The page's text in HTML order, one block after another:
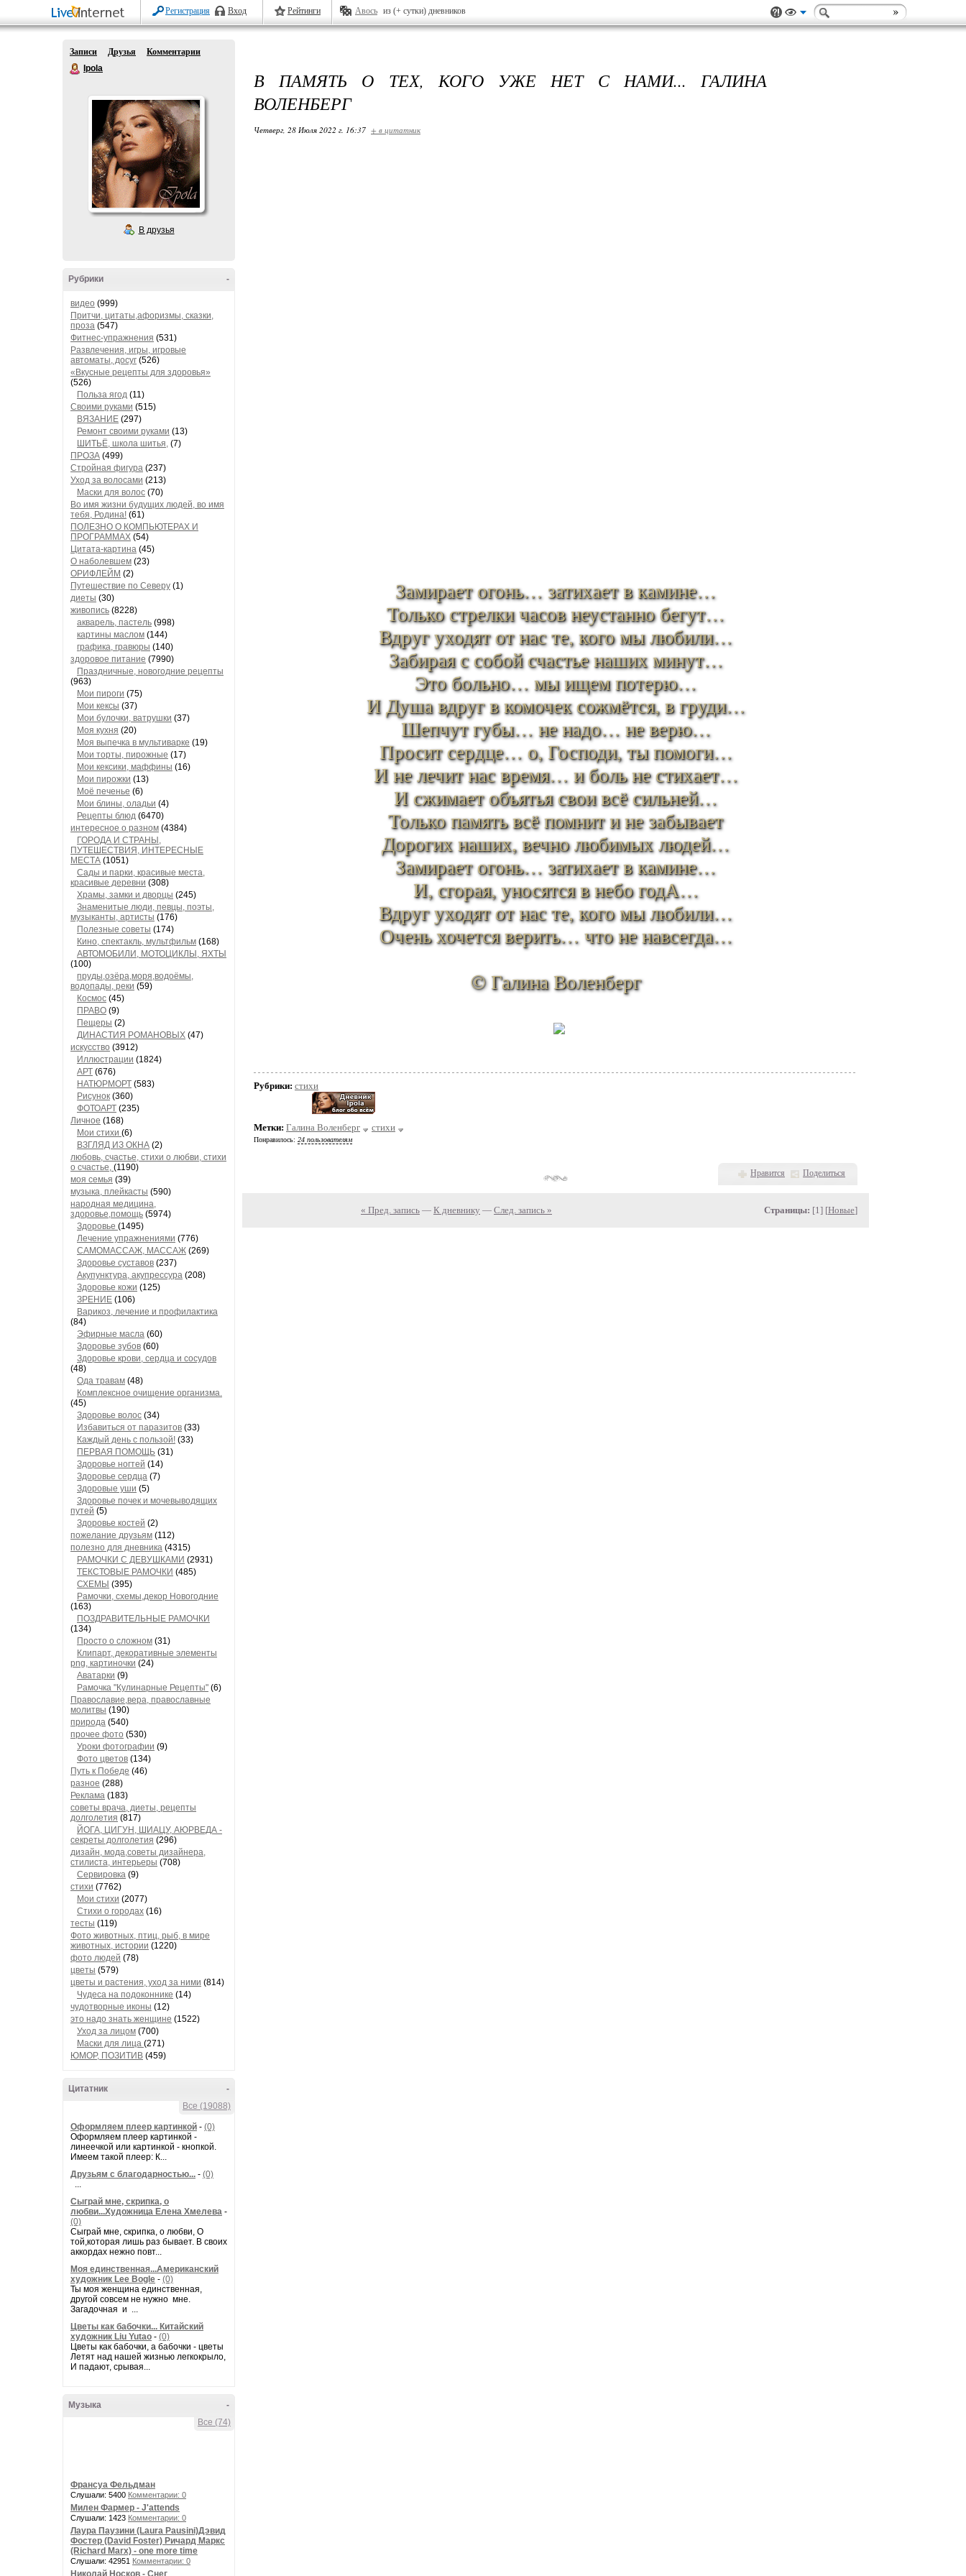
Регистрация Вход Рейтинги Авось из (+ сутки) дневников
Записи Друзья
Комментарии
Ipola
В друзья
-
Рубрики
видео (999)
Притчи, цитаты,афоризмы, сказки,
проза (547)
Фитнес-упражнения (531)
Развлечения, игры, игровые
автоматы, досуг (526)
«Вкусные рецепты для здоровья»
(526)
Польза ягод (11)
Своими руками (515)
ВЯЗАНИЕ (297)
Ремонт своими руками (13)
ШИТЬЁ, школа шитья, (7)
ПРОЗА (499)
Стройная фигура (237)
Уход за волосами (213)
Маски для волос (70)
Во имя жизни будущих людей, во имя
тебя, Родина! (61)
ПОЛЕЗНО О КОМПЬЮТЕРАХ И
ПРОГРАММАХ (54)
Цитата-картина (45)
О наболевшем (23)
ОРИФЛЕЙМ (2)
Путешествие по Северу (1)
диеты (30)
живопись (8228)
акварель, пастель (998)
картины маслом (144)
графика, гравюры (140)
здоровое питание (7990)
Праздничные, новогодние рецепты
(963)
Мои пироги (75)
Мои кексы (37)
Мои булочки, ватрушки (37)
Моя кухня (20)
Моя выпечка в мультиварке (19)
Мои торты, пирожные (17)
Мои кексики, маффины (16)
Мои пирожки (13)
Моё печенье (6)
Мои блины, оладьи (4)
Рецепты блюд (6470)
интересное о разном (4384)
ГОРОДА И СТРАНЫ,
ПУТЕШЕСТВИЯ, ИНТЕРЕСНЫЕ
МЕСТА (1051)
Сады и парки, красивые места,
красивые деревни (308)
Храмы, замки и дворцы (245)
Знаменитые люди, певцы, поэты,
музыканты, артисты (176)
Полезные советы (174)
Кино, спектакль, мультфильм (168)
АВТОМОБИЛИ, МОТОЦИКЛЫ, ЯХТЫ
(100)
пруды,озёра,моря,водоёмы,
водопады, реки (59)
Космос (45)
ПРАВО (9)
Пещеры (2)
ДИНАСТИЯ РОМАНОВЫХ (47)
искусство (3912)
Иллюстрации (1824)
АРТ (676)
НАТЮРМОРТ (583)
Рисунок (360)
ФОТОАРТ (235)
Личное (168)
Мои стихи (6)
ВЗГЛЯД ИЗ ОКНА (2)
любовь, счастье, стихи о любви, стихи
о счастье, (1190)
моя семья (39)
музыка, плейкасты (590)
народная медицина,
здоровье,помощь (5974)
Здоровье (1495)
Лечение упражнениями (776)
САМОМАССАЖ, МАССАЖ (269)
Здоровье суставов (237)
Акупунктура, акупрессура (208)
Здоровье кожи (125)
ЗРЕНИЕ (106)
Варикоз, лечение и профилактика
(84)
Эфирные масла (60)
Здоровье зубов (60)
Здоровье крови, сердца и сосудов
(48)
Ода травам (48)
Комплексное очищение организма.
(45)
Здоровье волос (34)
Избавиться от паразитов (33)
Каждый день с пользой! (33)
ПЕРВАЯ ПОМОЩЬ (31)
Здоровье ногтей (14)
Здоровье сердца (7)
Здоровые уши (5)
Здоровье почек и мочевыводящих
путей (5)
Здоровье костей (2)
пожелание друзьям (112)
полезно для дневника (4315)
РАМОЧКИ С ДЕВУШКАМИ (2931)
ТЕКСТОВЫЕ РАМОЧКИ (485)
СХЕМЫ (395)
Рамочки, схемы,декор Новогодние
(163)
ПОЗДРАВИТЕЛЬНЫЕ РАМОЧКИ
(134)
Просто о сложном (31)
Клипарт, декоративные элементы
png, картиночки (24)
Аватарки (9)
Рамочка "Кулинарные Рецепты" (6)
Православие,вера, православные
молитвы (190)
природа (540)
прочее фото (530)
Уроки фотографии (9)
Фото цветов (134)
Путь к Победе (46)
разное (288)
Реклама (183)
советы врача, диеты, рецепты
долголетия (817)
ЙОГА, ЦИГУН, ШИАЦУ, АЮРВЕДА -
секреты долголетия (296)
дизайн, мода,советы дизайнера,
стилиста, интерьеры (708)
Сервировка (9)
стихи (7762)
Мои стихи (2077)
Стихи о городах (16)
тесты (119)
Фото животных, птиц, рыб, в мире
животных, истории (1220)
фото людей (78)
цветы (579)
цветы и растения, уход за ними (814)
Чудеса на подоконнике (14)
чудотворные иконы (12)
это надо знать женщине (1522)
Уход за лицом (700)
Маски для лица (271)
ЮМОР, ПОЗИТИВ (459)
-
Цитатник
Все (19088)
Оформляем плеер картинкой - (0)
Оформляем плеер картинкой -
линеечкой или картинкой - кнопкой.
Имеем такой плеер: К...
Друзьям с благодарностью... - (0)
...
Сыграй мне, скрипка, о
любви...Художница Елена Хмелева -
(0)
Сыграй мне, скрипка, о любви, О
той,которая лишь раз бывает. В своих
аккордах нежно повт...
Моя единственная...Американский
художник Lee Bogle - (0)
Ты моя женщина единственная,
другой совсем не нужно мне.
Загадочная и ...
Цветы как бабочки... Китайский
художник Liu Yutao - (0)
Цветы как бабочки, а бабочки - цветы
Летят над нашей жизнью легкокрыло,
И падают, срывая...
-
Музыка
Все (74)
Франсуа Фельдман
Слушали: 5400 Комментарии: 0
Милен Фармер - J'attends
Слушали: 1423 Комментарии: 0
Лаура Паузини (Laura Pausini)Дэвид
Фостер (David Foster) Ричард Маркс
(Richard Marx) - one more time
Слушали: 42951 Комментарии: 0
Николай Носков - Снег
В ПАМЯТЬ О ТЕХ, КОГО УЖЕ НЕТ С НАМИ... ГАЛИНА
ВОЛЕНБЕРГ
Четверг, 28 Июля 2022 г. 16:37 + в цитатник
Замирает огонь… затихает в камине…
Только стрелки часов неустанно бегут…
Вдруг уходят от нас те, кого мы любили…
Забирая с собой счастье наших минут…
Это больно… мы ищем потерю…
И Душа вдруг в комочек сожмётся, в груди…
Шепчут губы… не надо… не верю…
Просит сердце… о, Господи, ты помоги…
И не лечит нас время… и боль не стихает…
И сжимает объятья свои всё сильней…
Только память всё помнит и не забывает
Дорогих наших, вечно любимых людей…
Замирает огонь… затихает в камине…
И, сгорая, уносятся в небо годА…
Вдруг уходят от нас те, кого мы любили…
Очень хочется верить… что не навсегда…
© Галина Воленберг
Рубрики: стихи
Метки: Галина Воленберг стихи
Понравилось: 24 пользователям
Нравится Поделиться
« Пред. запись — К дневнику — След. запись » Страницы: [1] [Новые]